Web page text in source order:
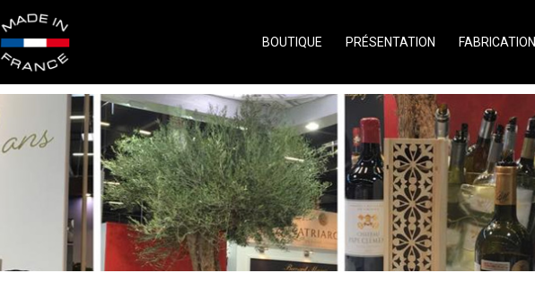
BOUTIQUE PRÉSENTATION FABRICATION